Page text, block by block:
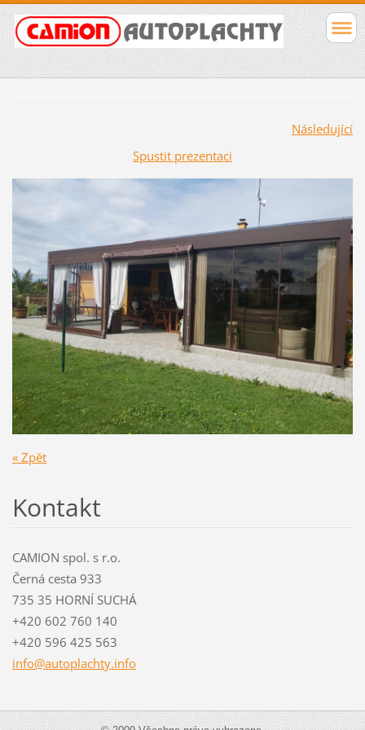
Následující
Spustit prezentaci
« Zpět
Kontakt
CAMION spol. s r.o.
Černá cesta 933
735 35 HORNÍ SUCHÁ
+420 602 760 140
+420 596 425 563
info@autoplachty.info